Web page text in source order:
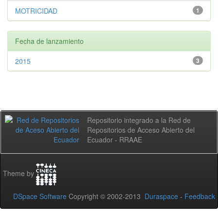
1
MOTRICIDAD
Fecha de lanzamiento
3
2015
Repositorio integrado a la Red de
Repositorios de Acceso Abierto del
Ecuador - RRAAE
Theme by
DSpace Software Copyright © 2002-2013 Duraspace - Feedback